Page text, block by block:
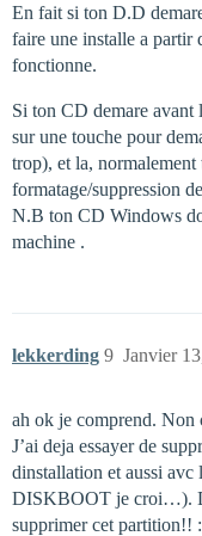
En fait si ton D.D
faire une installe a partir
fonctionne.
Si ton CD demare
sur une touche pour
trop), et la, normalement
formatage/suppression
N.B ton CD Windows
machine .
lekkerding Janvier
9
ah ok je comprend. Non
J’ai deja essayer de
dinstallation et aussi avc
DISKBOOT je croi…).
supprimer cet partition!!